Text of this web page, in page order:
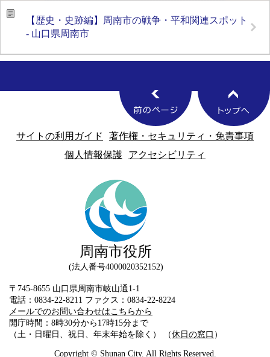
【歴史・史跡編】周南市の戦争・平和関連スポット
- 山口県周南市
サイトの利用ガイド
著作権・セキュリティ・免責事項
個人情報保護
アクセシビリティ
周南市役所
法人番号4000020352152
〒745-8655 山口県周南市岐山通1-1
電話：0834-22-8211 ファクス：0834-22-8224
メールでのお問い合わせはこちらから
開庁時間：8時30分から17時15分まで
（土・日曜日、祝日、年末年始を除く） （休日の窓口 ）
Copyright © Shunan City. All Rights Reserved.